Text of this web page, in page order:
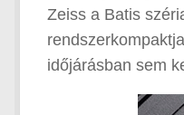
Zeiss a Batis
időjárásban sem